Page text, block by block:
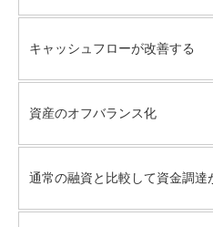
キャッシュフローが改善する
資産のオフバランス化
通常の融資と比較して資金調達